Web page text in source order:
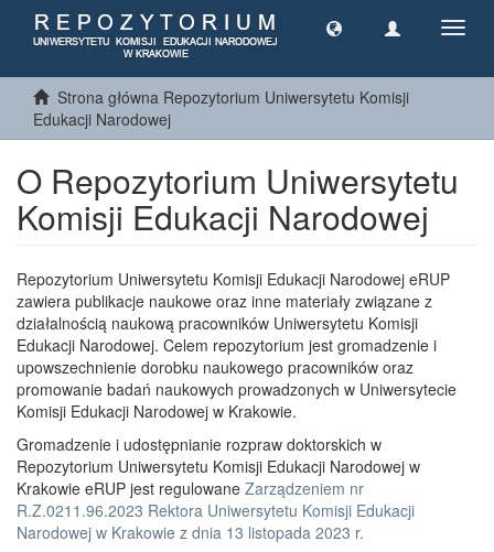
Strona główna Repozytorium Uniwersytetu Komisji
Edukacji Narodowej
O Repozytorium Uniwersytetu
Komisji Edukacji Narodowej
Repozytorium Uniwersytetu Komisji Edukacji Narodowej eRUP
zawiera publikacje naukowe oraz inne materiały związane z
działalnością naukową pracowników Uniwersytetu Komisji
Edukacji Narodowej. Celem repozytorium jest gromadzenie i
upowszechnienie dorobku naukowego pracowników oraz
promowanie badań naukowych prowadzonych w Uniwersytecie
Komisji Edukacji Narodowej w Krakowie.
Gromadzenie i udostępnianie rozpraw doktorskich w
Repozytorium Uniwersytetu Komisji Edukacji Narodowej w
Krakowie eRUP jest regulowane Zarządzeniem nr
R.Z.0211.96.2023 Rektora Uniwersytetu Komisji Edukacji
Narodowej w Krakowie z dnia 13 listopada 2023 r.